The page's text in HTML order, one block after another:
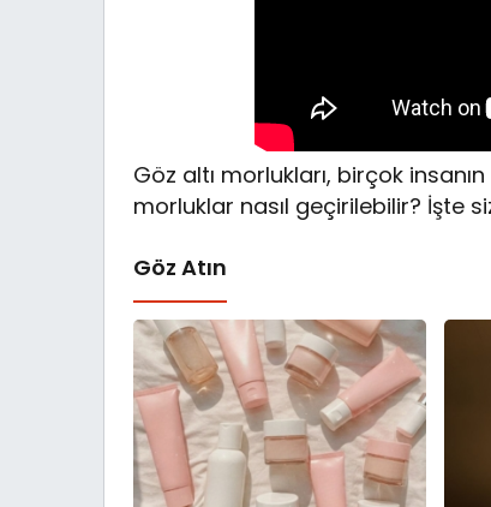
Göz altı morlukları, birçok
morluklar nasıl geçirilebilir? İşte
Göz Atın